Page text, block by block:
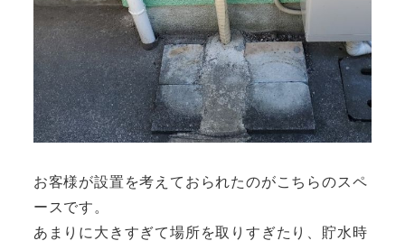
お客様が設置を考えておられたのがこちらのスペ
ースです。
あまりに大きすぎて場所を取りすぎたり、貯水時